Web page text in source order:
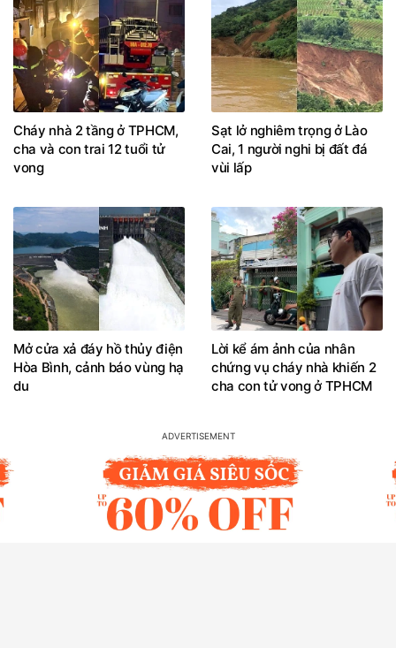
Cháy nhà 2 tầng ở TPHCM,
cha và con trai 12 tuổi tử
vong
Sạt lở nghiêm trọng ở Lào
Cai, 1 người nghi bị đất đá
vùi lấp
Mở cửa xả đáy hồ thủy điện
Hòa Bình, cảnh báo vùng hạ
du
Lời kể ám ảnh của nhân
chứng vụ cháy nhà khiến 2
cha con tử vong ở TPHCM